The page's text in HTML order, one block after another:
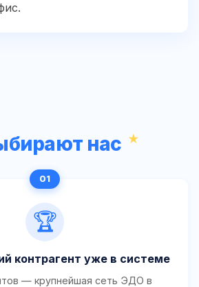
нас
🏆
контрагент уже в системе
— крупнейшая сеть ЭДО в